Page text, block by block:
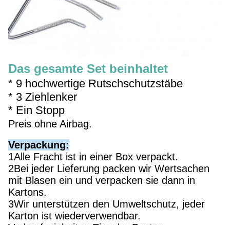
Das gesamte Set beinhaltet
* 9 hochwertige Rutschschutzstäbe
* 3 Ziehlenker
* Ein Stopp
Preis ohne Airbag.
Verpackung:
1Alle Fracht ist in einer Box verpackt.
2Bei jeder Lieferung packen wir Wertsachen
mit Blasen ein und verpacken sie dann in
Kartons.
3Wir unterstützen den Umweltschutz, jeder
Karton ist wiederverwendbar.